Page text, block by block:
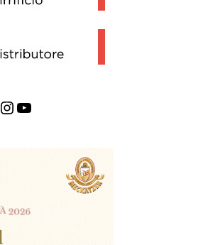
InstagramYouTube